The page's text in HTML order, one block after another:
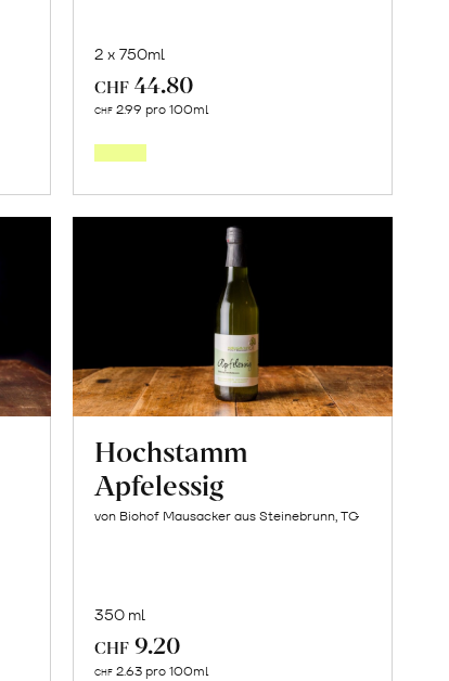
2 x 750ml
CHF 44.80
CHF 2.99 pro 100ml
Hochstamm
Apfelessig
von Biohof Mausacker aus Steinebrunn, TG
350 ml
CHF 9.20
CHF 2.63 pro 100ml